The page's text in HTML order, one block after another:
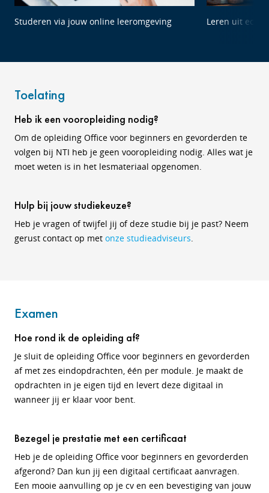
Studeren via jouw online leeromgeving Leren uit
Toelating
Heb ik een vooropleiding nodig?
Om de opleiding Office voor beginners en gevorderden te
volgen bij NTI heb je geen vooropleiding nodig. Alles wat je
moet weten is in het lesmateriaal opgenomen.
Hulp bij jouw studiekeuze?
Heb je vragen of twijfel jij of deze studie bij je past? Neem
gerust contact op met onze studieadviseurs.
Examen
Hoe rond ik de opleiding af?
Je sluit de opleiding Office voor beginners en gevorderden
af met zes eindopdrachten, één per module. Je maakt de
opdrachten in je eigen tijd en levert deze digitaal in
wanneer jij er klaar voor bent.
Bezegel je prestatie met een certificaat
Heb je de opleiding Office voor beginners en gevorderden
afgerond? Dan kun jij een digitaal certificaat aanvragen.
Een mooie aanvulling op je cv en een bevestiging van jouw